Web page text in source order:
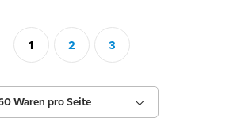
1 2 3
Waren pro Seite